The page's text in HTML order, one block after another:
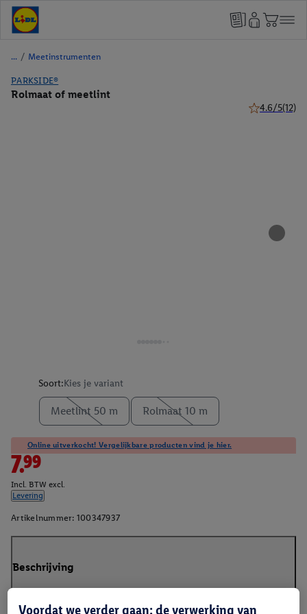
/ Meetinstrumenten
PARKSIDE®
Rolmaat of meetlint
4.6/5(12)
Soort:Kies je variant
Meetlint 50 m Rolmaat 10 m
Online uitverkocht! Vergelijkbare producten vind je hier.
7.99
Incl. BTW excl.
Levering
Artikelnummer: 100347937
Beschrijving
Voordat we verder gaan: de verwerking van